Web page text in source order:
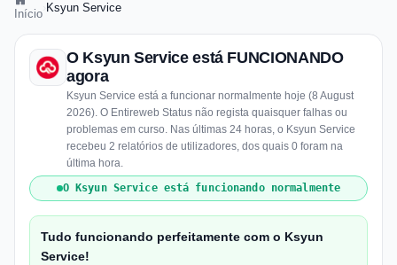
Início Ksyun Service
O Ksyun Service está FUNCIONANDO
agora
Ksyun Service está a funcionar normalmente hoje (8 August
2026). O Entireweb Status não regista quaisquer falhas ou
problemas em curso. Nas últimas 24 horas, o Ksyun Service
recebeu 2 relatórios de utilizadores, dos quais 0 foram na
última hora.
O Ksyun Service está funcionando normalmente
Tudo funcionando perfeitamente com o Ksyun
Service!